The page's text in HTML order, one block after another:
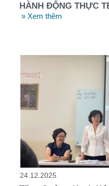
HÀNH ĐỘNG THỰC
» Xem thêm
24.12.2025